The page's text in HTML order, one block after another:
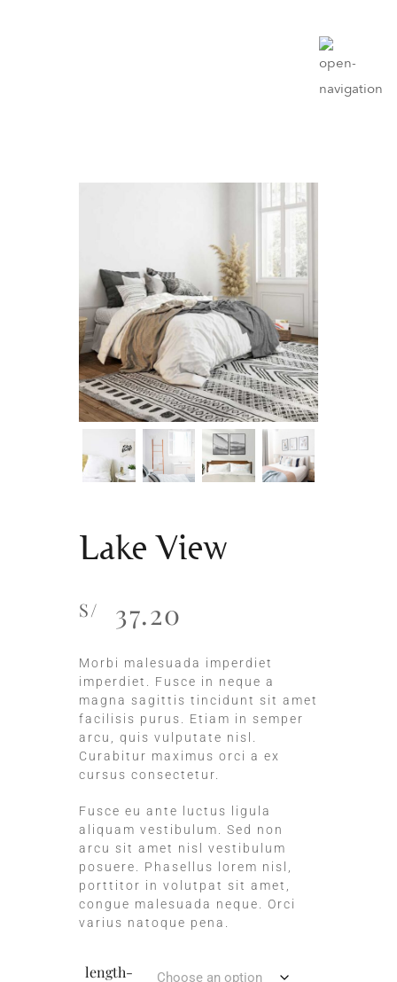
Lake View
S/ 37.20
Morbi malesuada imperdiet
imperdiet. Fusce in neque a
magna sagittis tincidunt sit amet
facilisis purus. Etiam in semper
arcu, quis vulputate nisl.
Curabitur maximus orci a ex
cursus consectetur.
Fusce eu ante luctus ligula
aliquam vestibulum. Sed non
arcu sit amet nisl vestibulum
posuere. Phasellus lorem nisl,
porttitor in volutpat sit amet,
congue malesuada neque. Orci
varius natoque pena.
length-